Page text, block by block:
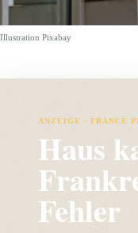
Illustration Pixabay
ANZEIGE · FRANCE
Haus
Fehler